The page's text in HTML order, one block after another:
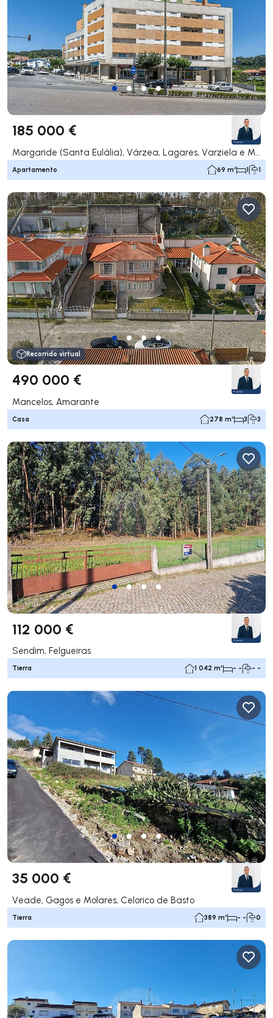
185 000 €
Margaride (Santa Eulália), Várzea, Lagares, Varziela e Moure, Felgueiras
Apartamento 69 m² 1 1
Recorrido virtual
490 000 €
Mancelos, Amarante
Casa 278 m² 3 3
112 000 €
Sendim, Felgueiras
Tierra 1 042 m² - - - -
35 000 €
Veade, Gagos e Molares, Celorico de Basto
Tierra 389 m² - - 0